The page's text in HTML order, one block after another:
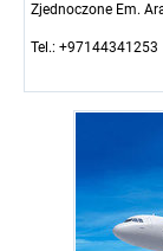
Zjednoczone Em.
Tel.: +97144341253